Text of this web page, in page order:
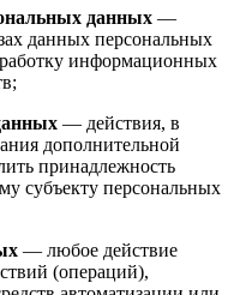
данных —
данных персональных
информационных
— действия, в
дополнительной
принадлежность
субъекту персональных
— любое действие
(операций),